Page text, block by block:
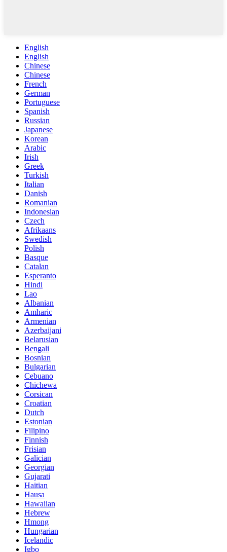
English
English
Chinese
Chinese
French
German
Portuguese
Spanish
Russian
Japanese
Korean
Arabic
Irish
Greek
Turkish
Italian
Danish
Romanian
Indonesian
Czech
Afrikaans
Swedish
Polish
Basque
Catalan
Esperanto
Hindi
Lao
Albanian
Amharic
Armenian
Azerbaijani
Belarusian
Bengali
Bosnian
Bulgarian
Cebuano
Chichewa
Corsican
Croatian
Dutch
Estonian
Filipino
Finnish
Frisian
Galician
Georgian
Gujarati
Haitian
Hausa
Hawaiian
Hebrew
Hmong
Hungarian
Icelandic
Igbo